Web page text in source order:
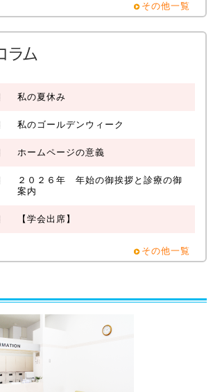
その他一覧
私の夏休み
私のゴールデンウィーク
ホームページの意義
２０２６年 年始の御挨拶と診療の御
案内
【学会出席】
その他一覧